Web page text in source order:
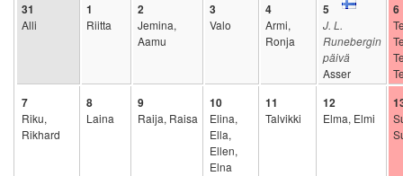
31
Alli
1
Riitta
2
Jemina,
Aamu
3
Valo
4
Armi,
Ronja
5
J. L.
Runebergin
päivä
Asser
6
7
Riku,
Rikhard
8
Laina
9
Raija, Raisa
10
Elina,
Ella,
Ellen,
Elna
11
Talvikki
12
Elma, Elmi